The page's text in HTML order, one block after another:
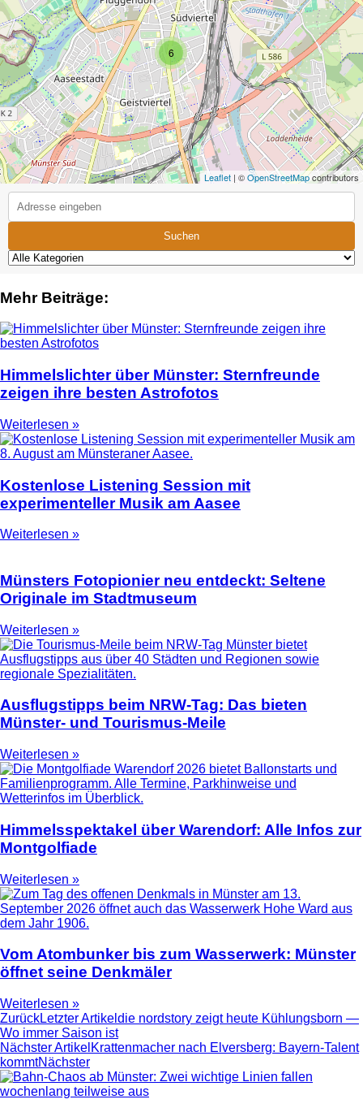
6
Leaflet | ©OpenStreetMapcontributors
Suchen
Mehr Beiträge:
Himmelslichter über Münster: Sternfreunde
zeigen ihre besten Astrofotos
Weiterlesen »
Kostenlose Listening Session mit
experimenteller Musik am Aasee
Weiterlesen »
Münsters Fotopionier neu entdeckt: Seltene
Originale im Stadtmuseum
Weiterlesen »
Ausflugstipps beim NRW-Tag: Das bieten
Münster- und Tourismus-Meile
Weiterlesen »
Himmelsspektakel über Warendorf: Alle Infos zur
Montgolfiade
Weiterlesen »
Vom Atombunker bis zum Wasserwerk: Münster
öffnet seine Denkmäler
Weiterlesen »
ZurückLetzter Artikel die nordstory zeigt heute Kühlungsborn —
Wo immer Saison ist
Nächster Artikel Krattenmacher nach Elversberg: Bayern-Talent
kommtNächster